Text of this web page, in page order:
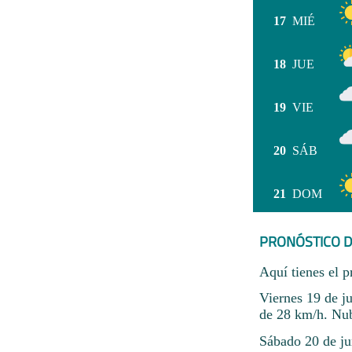
17 MIÉ
18 JUE
19 VIE
20 SÁB
21 DOM
PRONÓSTICO
Aquí tienes el
Viernes 19 de
de 28 km/h.
Sábado 20 de